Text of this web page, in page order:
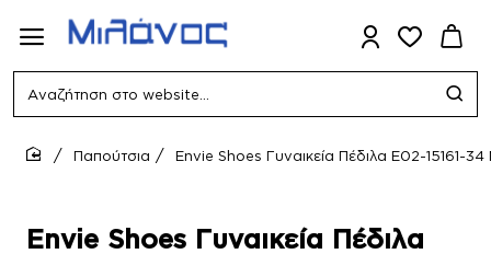
Αναζήτηση
website...
Envie Shoes Γυναικεία Πέδιλα
Παπούτσια Envie Shoes Γυναικεία Πέδιλα E02-15161-